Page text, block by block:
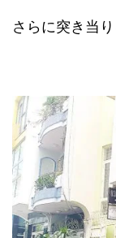
さらに突き当